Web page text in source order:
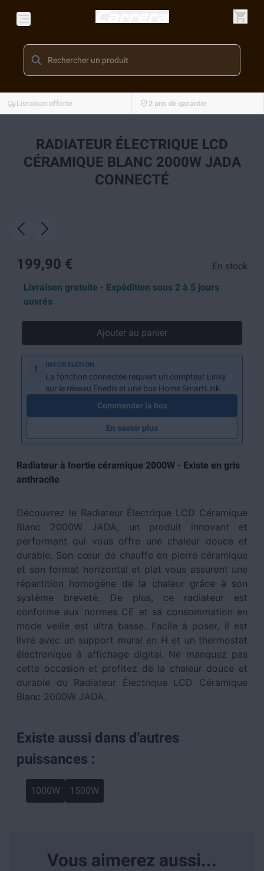
Livraison offerte 2 ans de garantie
RADIATEUR ÉLECTRIQUE LCD
CÉRAMIQUE BLANC 2000W JADA
CONNECTÉ
199,90 €
En stock
Livraison gratuite - Expédition sous 2 à 5 jours
ouvrés
Ajouter au panier
! INFORMATION
La fonction connectée requiert un compteur Linky
sur le réseau Enedis et une box Home SmartLink.
Commander la box
En savoir plus
Radiateur à Inertie céramique 2000W - Existe en gris
anthracite
Découvrez le Radiateur Électrique LCD Céramique
Blanc 2000W JADA, un produit innovant et
performant qui vous offre une chaleur douce et
durable. Son cœur de chauffe en pierre céramique
et son format horizontal et plat vous assurent une
répartition homogène de la chaleur grâce à son
système breveté. De plus, ce radiateur est
conforme aux normes CE et sa consommation en
mode veille est ultra basse. Facile à poser, il est
livré avec un support mural en H et un thermostat
électronique à affichage digital. Ne manquez pas
cette occasion et profitez de la chaleur douce et
durable du Radiateur Électrique LCD Céramique
Blanc 2000W JADA.
Existe aussi dans d'autres
puissances :
1000W 1500W
Vous aimerez aussi...